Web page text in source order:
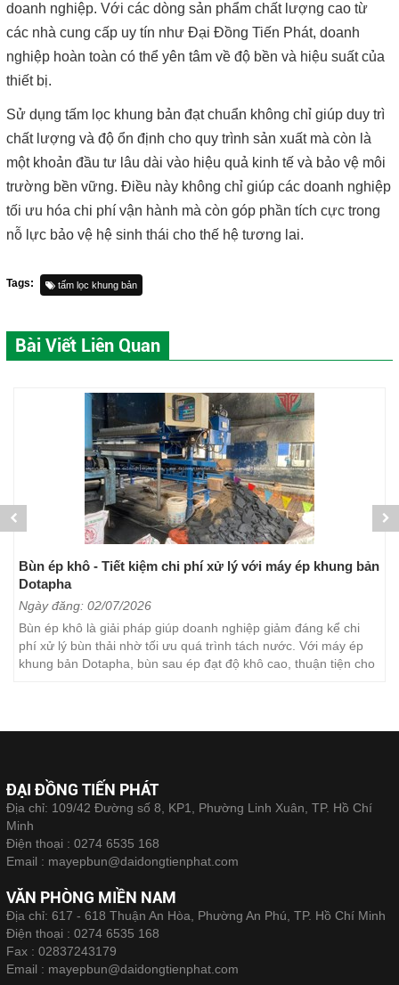
doanh nghiệp. Với các dòng sản phẩm chất lượng cao từ
các nhà cung cấp uy tín như Đại Đồng Tiến Phát, doanh
nghiệp hoàn toàn có thể yên tâm về độ bền và hiệu suất của
thiết bị.
Sử dụng tấm lọc khung bản đạt chuẩn không chỉ giúp duy trì
chất lượng và độ ổn định cho quy trình sản xuất mà còn là
một khoản đầu tư lâu dài vào hiệu quả kinh tế và bảo vệ môi
trường bền vững. Điều này không chỉ giúp các doanh nghiệp
tối ưu hóa chi phí vận hành mà còn góp phần tích cực trong
nỗ lực bảo vệ hệ sinh thái cho thế hệ tương lai.
Tags: tấm lọc khung bản
Bài Viết Liên Quan
Bùn ép khô - Tiết kiệm chi phí xử lý với máy ép khung bản
Dotapha
Ngày đăng: 02/07/2026
Bùn ép khô là giải pháp giúp doanh nghiệp giảm đáng kể chi
phí xử lý bùn thải nhờ tối ưu quá trình tách nước. Với máy ép
khung bản Dotapha, bùn sau ép đạt độ khô cao, thuận tiện cho
ĐẠI ĐỒNG TIẾN PHÁT
Địa chỉ: 109/42 Đường số 8, KP1, Phường Linh Xuân, TP. Hồ Chí
Minh
Điện thoại : 0274 6535 168
Email : mayepbun@daidongtienphat.com
VĂN PHÒNG MIỀN NAM
Địa chỉ: 617 - 618 Thuận An Hòa, Phường An Phú, TP. Hồ Chí Minh
Điện thoại : 0274 6535 168
Fax : 02837243179
Email : mayepbun@daidongtienphat.com